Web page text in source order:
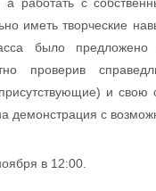
иметь творческие
было
проверив
и свою
демонстрация с
в 12:00.